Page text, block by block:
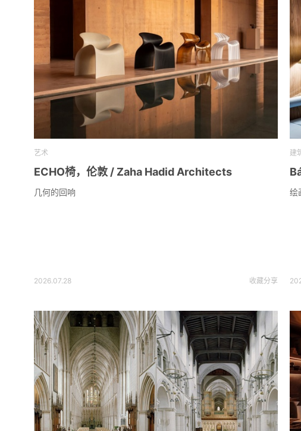
艺术
ECHO椅，伦敦 / Zaha Hadid Architects
几何的回响
2026.07.28 收藏分享
建
绘